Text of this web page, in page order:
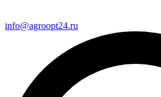
info@agroopt24.ru